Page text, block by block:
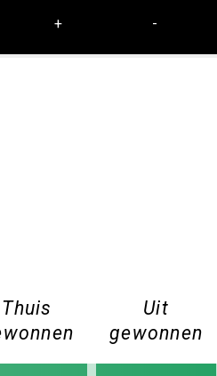
+ -
Thuis
Uit
gewonnen